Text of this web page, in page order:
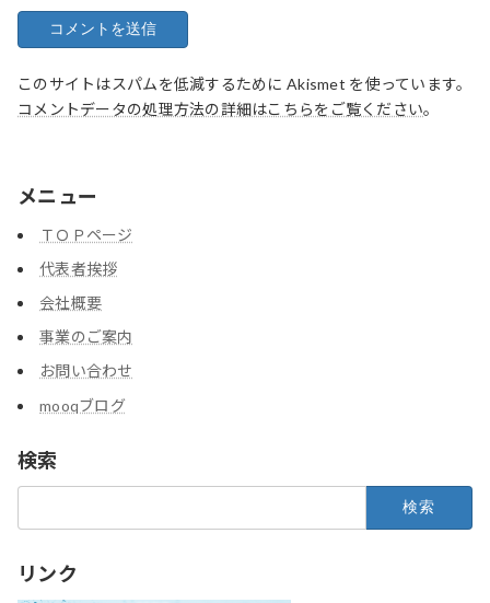
このサイトはスパムを低減するために Akismet を使っています。
コメントデータの処理方法の詳細はこちらをご覧ください。
メニュー
ＴＯＰページ
代表者挨拶
会社概要
事業のご案内
お問い合わせ
mooqブログ
検索
リンク